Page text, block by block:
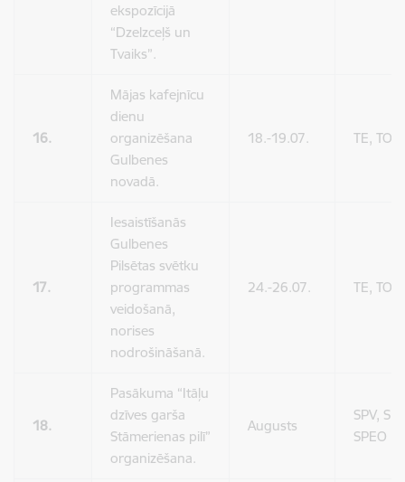
ekspozīcijā
“Dzelzceļš un
Tvaiks”.
16.
Mājas kafejnīcu
dienu
organizēšana
Gulbenes
novadā.
18.-19.07. TE, TO
17.
Iesaistīšanās
Gulbenes
Pilsētas svētku
programmas
veidošanā,
norises
nodrošināšanā.
24.-26.07. TE, TO
18.
Pasākuma “Itāļu
dzīves garša
Stāmerienas pilī”
organizēšana.
Augusts
SPV,
SPEO